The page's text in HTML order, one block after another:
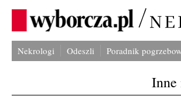
Nekrologi Odeszli Poradnik